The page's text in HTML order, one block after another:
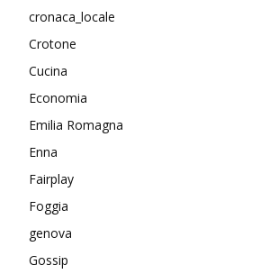
cronaca_locale
Crotone
Cucina
Economia
Emilia Romagna
Enna
Fairplay
Foggia
genova
Gossip